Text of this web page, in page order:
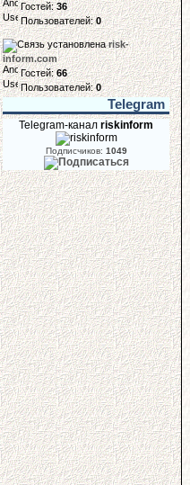
Гостей:36
Пользователей:0
risk-
inform.com
Гостей:66
Пользователей:0
Telegram
Telegram-канал riskinform
Подписчиков: 1049